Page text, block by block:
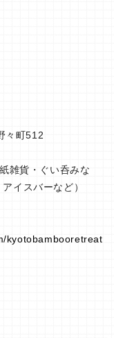
々町512
雑貨・ぐい呑みな
イスバーなど）
kyotobambooretreat